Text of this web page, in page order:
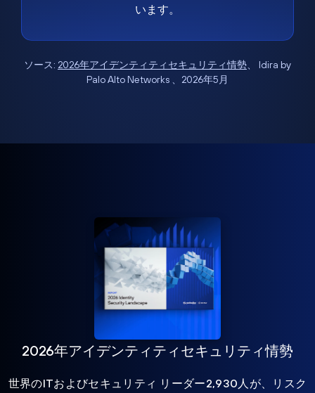
います。
ソース: 2026年アイデンティティセキュリティ情勢、 Idira by
Palo Alto Networks 、2026年5月
2026年アイデンティティセキュリティ情勢
世界のITおよびセキュリティ リーダー2,930人が、リスク